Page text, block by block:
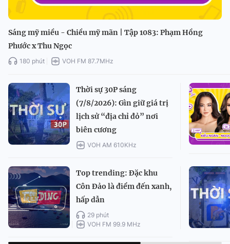
Sáng mỹ miều - Chiều mỹ mãn | Tập 1083: Phạm Hồng
Phước x Thu Ngọc
180 phút VOH FM 87.7MHz
Thời sự 30P sáng
(7/8/2026): Gìn giữ giá trị
lịch sử “địa chỉ đỏ” nơi
biên cương
VOH AM 610KHz
Top trending: Đặc khu
Côn Đảo là điểm đến xanh,
hấp dẫn
29 phút
VOH FM 99.9 MHz